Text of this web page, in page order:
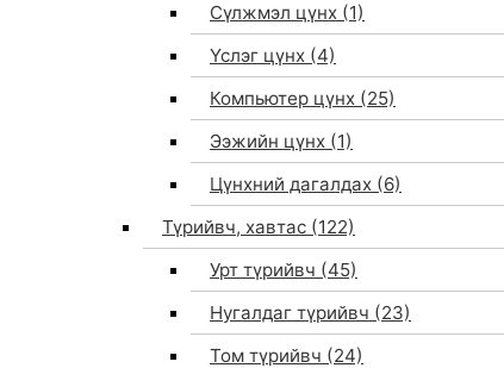
Сүлжмэл цүнх (1)
Үслэг цүнх (4)
Компьютер цүнх (25)
Ээжийн цүнх (1)
Цүнхний дагалдах (6)
Түрийвч, хавтас (122)
Урт түрийвч (45)
Нугалдаг түрийвч (23)
Том түрийвч (24)